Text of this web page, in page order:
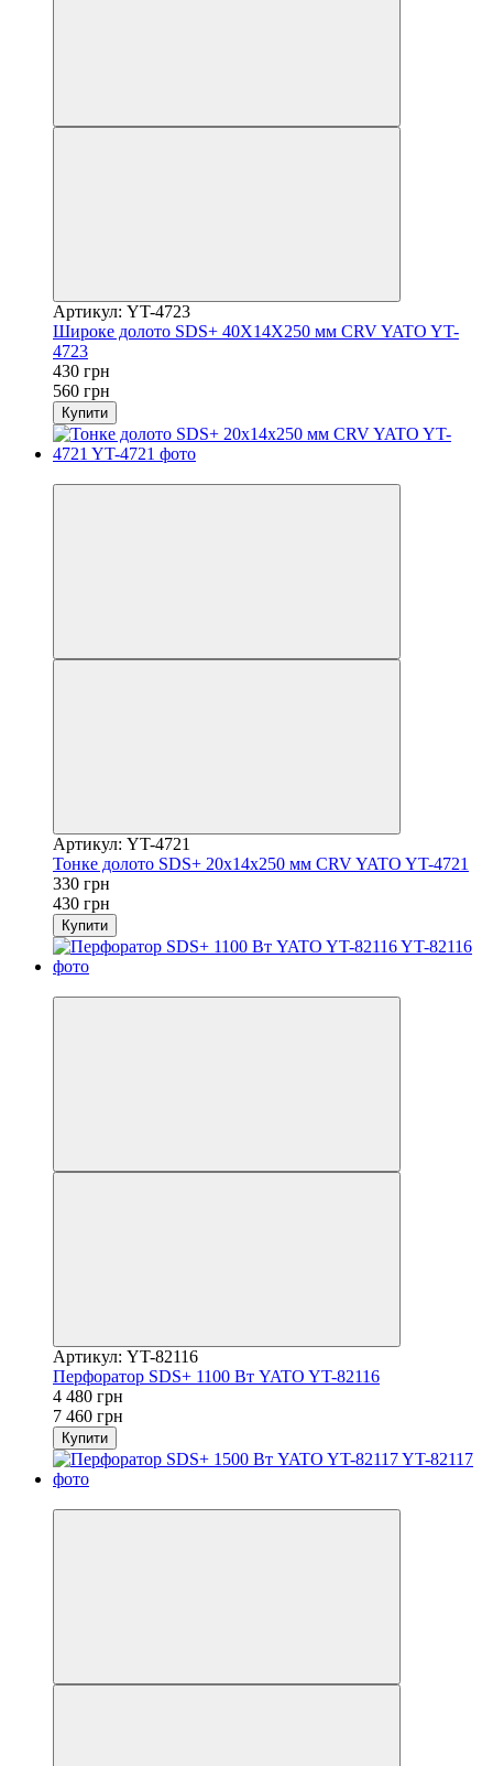
Артикул: YT-4723
Широке долото SDS+ 40X14X250 мм CRV YATO YT-
4723
430 грн
560 грн
Купити
Артикул: YT-4721
Тонке долото SDS+ 20х14х250 мм CRV YATO YT-4721
330 грн
430 грн
Купити
Артикул: YT-82116
Перфоратор SDS+ 1100 Вт YATO YT-82116
4 480 грн
7 460 грн
Купити